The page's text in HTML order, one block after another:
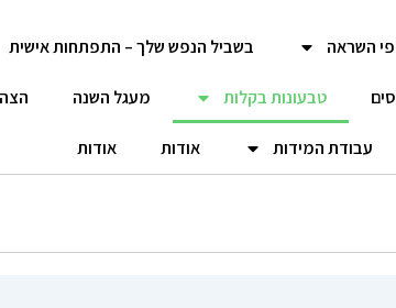
השראה בשביל הנפש שלך – התפתחות אישית
טבעונות בקלות מעגל השנה
עבודת המידות אודות אודות